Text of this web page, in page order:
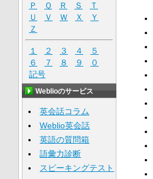
Ｐ
Ｑ Ｒ Ｓ
Ｔ
Ｕ
Ｖ Ｗ Ｘ
Ｙ
Ｚ
１ ２ ３ ４
５
６
７ ８ ９
０
記号
Weblioのサービス
英会話コラム
Weblio英会話
英語の質問箱
語彙力診断
スピーキングテスト